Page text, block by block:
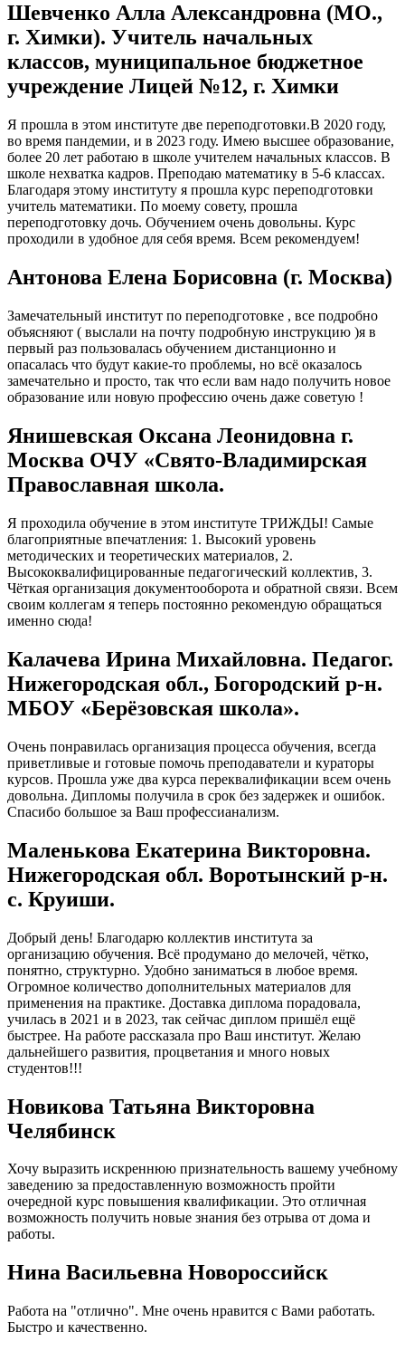
Шевченко Алла Александровна (МО.,
г. Химки). Учитель начальных
классов, муниципальное бюджетное
учреждение Лицей №12, г. Химки
Я прошла в этом институте две переподготовки.В 2020 году,
во время пандемии, и в 2023 году. Имею высшее образование,
более 20 лет работаю в школе учителем начальных классов. В
школе нехватка кадров. Преподаю математику в 5-6 классах.
Благодаря этому институту я прошла курс переподготовки
учитель математики. По моему совету, прошла
переподготовку дочь. Обучением очень довольны. Курс
проходили в удобное для себя время. Всем рекомендуем!
Антонова Елена Борисовна (г. Москва)
Замечательный институт по переподготовке , все подробно
объясняют ( выслали на почту подробную инструкцию )я в
первый раз пользовалась обучением дистанционно и
опасалась что будут какие-то проблемы, но всё оказалось
замечательно и просто, так что если вам надо получить новое
образование или новую профессию очень даже советую !
Янишевская Оксана Леонидовна г.
Москва ОЧУ «Свято-Владимирская
Православная школа.
Я проходила обучение в этом институте ТРИЖДЫ! Самые
благоприятные впечатления: 1. Высокий уровень
методических и теоретических материалов, 2.
Высококвалифицированные педагогический коллектив, 3.
Чёткая организация документооборота и обратной связи. Всем
своим коллегам я теперь постоянно рекомендую обращаться
именно сюда!
Калачева Ирина Михайловна. Педагог.
Нижегородская обл., Богородский р-н.
МБОУ «Берёзовская школа».
Очень понравилась организация процесса обучения, всегда
приветливые и готовые помочь преподаватели и кураторы
курсов. Прошла уже два курса переквалификации всем очень
довольна. Дипломы получила в срок без задержек и ошибок.
Спасибо большое за Ваш профессианализм.
Маленькова Екатерина Викторовна.
Нижегородская обл. Воротынский р-н.
с. Круиши.
Добрый день! Благодарю коллектив института за
организацию обучения. Всё продумано до мелочей, чётко,
понятно, структурно. Удобно заниматься в любое время.
Огромное количество дополнительных материалов для
применения на практике. Доставка диплома порадовала,
училась в 2021 и в 2023, так сейчас диплом пришёл ещё
быстрее. На работе рассказала про Ваш институт. Желаю
дальнейшего развития, процветания и много новых
студентов!!!
Новикова Татьяна Викторовна
Челябинск
Хочу выразить искреннюю признательность вашему учебному
заведению за предоставленную возможность пройти
очередной курс повышения квалификации. Это отличная
возможность получить новые знания без отрыва от дома и
работы.
Нина Васильевна Новороссийск
Работа на "отлично". Мне очень нравится с Вами работать.
Быстро и качественно.